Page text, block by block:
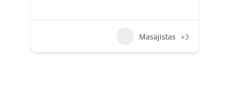
Masajistas +3